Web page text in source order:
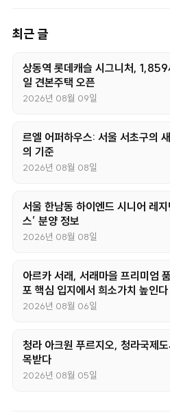
최근 글
상동역 롯데캐슬 시그니처,
일 견본주택 오픈
2026년 08월 09일
르엘 어퍼하우스: 서울 서초구의
의 기준
2026년 08월 08일
서울 한남동 하이엔드 시니어 레
스’ 분양 정보
2026년 08월 08일
아르카 서래, 서래마을 프리미엄
포 핵심 입지에서 희소가치 높인다
2026년 08월 06일
청라 아크원 푸르지오, 청라국제
목받다
2026년 08월 05일